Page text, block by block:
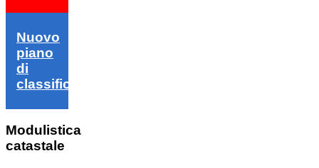
Nuovo
piano
di
classifica
Modulistica
catastale